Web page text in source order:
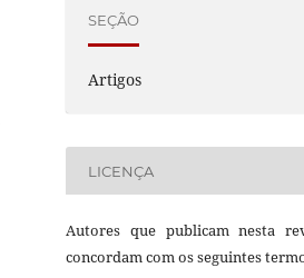
SEÇÃO
Artigos
LICENÇA
Autores que publicam nesta
concordam com os seguintes